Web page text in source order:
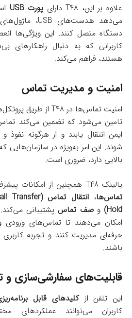
علاوه بر این، T48 دارای پورت USB
دستگاه متصل کنند. این ویژگی‌ها
کاربرانی که به دنبال راهکارهای
هستند، فراهم می‌کند.
امنیت و مدیریت تماس
امنیت تماس‌ها در T48 از طریق پروتکل‌های امنیتی
تامین می‌شود که تضمین می‌کند
ایمن انتقال یابند و از هرگونه
شوند. این امر به‌ویژه در سازمان‌هایی
بالایی دارد، ضروری است.
یالینک T48 همچنین از امکانات پیشرفته‌ای همچون
تماس‌ها،انتقال تماس (Call Transfer)
Hold) وصف تماسپشتیبانی می‌کند.
امکان می‌دهند تا تماس‌های ورودی
حرفه‌ای مدیریت کنند و تجربه کاربری
باشند.
قابلیت‌های سفارشی‌سازی و
این تلفن ازکلیدهای قابل
کاربران می‌توانند